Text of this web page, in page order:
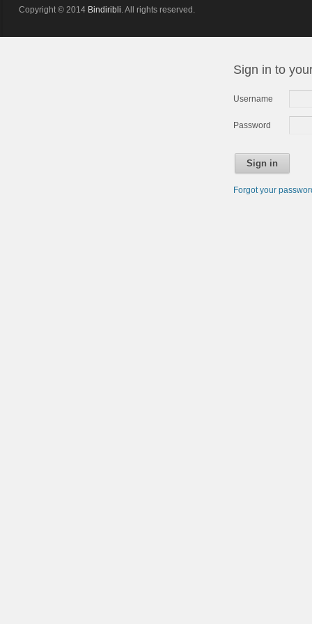
Copyright © 2014 Bindiribli. All rights reserved.
Sign in to
Username
Password
Sign in
Forgot your